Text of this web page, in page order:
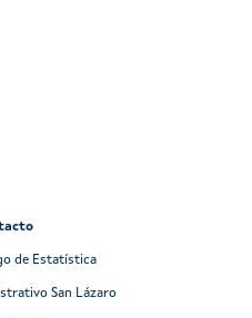
de Estatística
San Lázaro